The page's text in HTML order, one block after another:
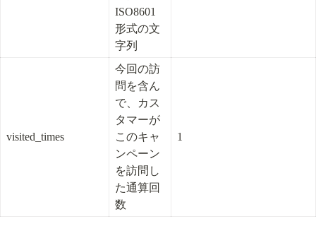
ISO8601
形式の文
字列
visited_times
今回の訪
問を含ん
で、カス
タマーが
このキャ
ンペーン
を訪問し
た通算回
数
1